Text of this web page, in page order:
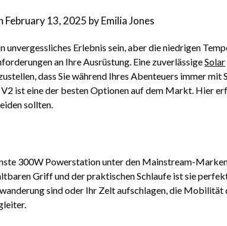
February 13, 2025 byEmilia Jones
Erlebnis sein, aber die niedrigen
an Ihre Ausrüstung. Eine zuverlässigeSolar
dass Sie während Ihres Abenteuers immer mit
ist eine der besten Optionen auf dem Markt. Hier
sollten.
300W Powerstation unter den Mainstream-
Griff und der praktischen Schlaufe ist sie
sind oder Ihr Zelt aufschlagen, die Mobilität